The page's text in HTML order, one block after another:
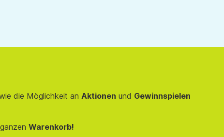
die Möglichkeit an Aktionen und Gewinnspielen
Warenkorb!